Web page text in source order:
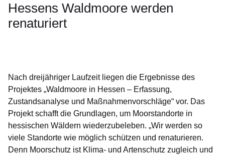
Hessens Waldmoore werden
renaturiert
Nach dreijähriger Laufzeit liegen die Ergebnisse des
Projektes „Waldmoore in Hessen – Erfassung,
Zustandsanalyse und Maßnahmenvorschläge“ vor. Das
Projekt schafft die Grundlagen, um Moorstandorte in
hessischen Wäldern wiederzubeleben. „Wir werden so
viele Standorte wie möglich schützen und renaturieren.
Denn Moorschutz ist Klima- und Artenschutz zugleich und